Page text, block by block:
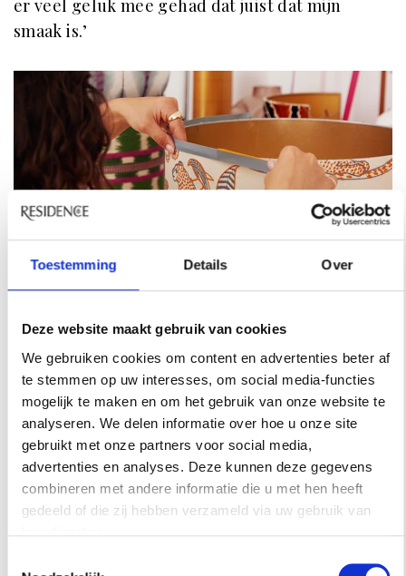
Toestemming Details Over
Deze website maakt gebruik van cookies
We gebruiken cookies om content en advertenties beter af
te stemmen op uw interesses, om social media-functies
mogelijk te maken en om het gebruik van onze website te
analyseren. We delen informatie over hoe u onze site
gebruikt met onze partners voor social media,
advertenties en analyses. Deze kunnen deze gegevens
combineren met andere informatie die u met hen heeft
gedeeld of die zij hebben verzameld via uw gebruik van
er veel geluk mee gehad dat juist dat mijn
smaak is.’
Want wat is jouw stijl?
‘Ik gebruik heel veel stoffen van designers. Ik
werk veel met stoffen van Pierre Frey, Manuel
Canovas, Jim Thompson, maar ook met stoffen
uit landen van het Afrikaanse continent,
Oezbekistan, van die mooie zijden ikats. Of